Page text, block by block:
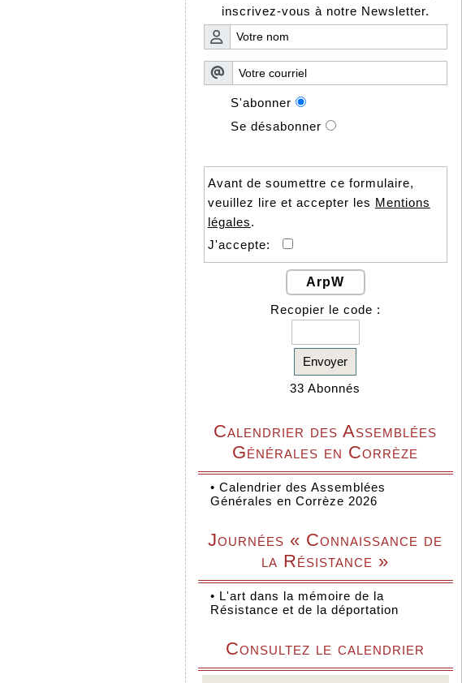
inscrivez-vous à notre Newsletter.
S'abonner
Se désabonner
Avant de soumettre ce formulaire,
veuillez lire et accepter les Mentions
légales.
J'accepte:
ArpW
Recopier le code :
Envoyer
33 Abonnés
Calendrier des Assemblées
Générales en Corrèze
• Calendrier des Assemblées
Générales en Corrèze 2026
Journées « Connaissance de
la Résistance »
• L'art dans la mémoire de la
Résistance et de la déportation
Consultez le calendrier